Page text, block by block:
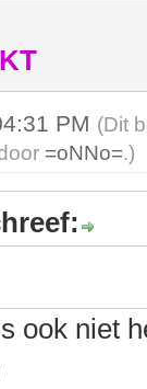
PM (Dit
=oNNo=.)
ook niet